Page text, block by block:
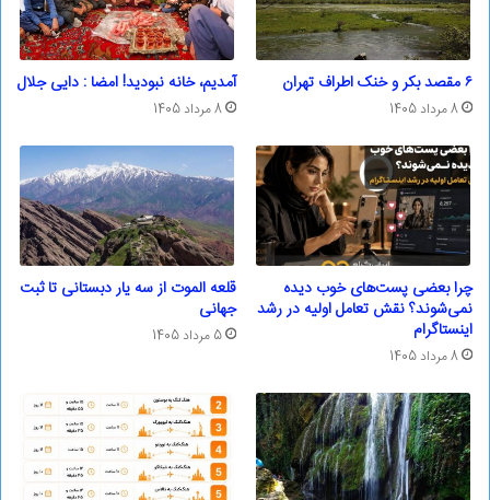
۶ مقصد بکر و خنک اطراف تهران
8 مرداد 1405
آمدیم، خانه نبودید! امضا : دایی جلال
8 مرداد 1405
چرا بعضی پست‌های خوب دیده
نمی‌شوند؟ نقش تعامل اولیه در رشد
اینستاگرام
8 مرداد 1405
قلعه الموت از سه یار دبستانی تا ثبت
جهانی
5 مرداد 1405